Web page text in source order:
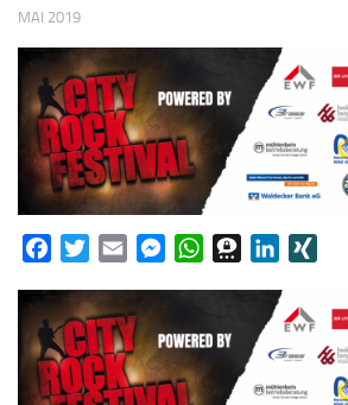
MAI 2019
FacebookTwitterEmail MessengerWhatsAppThreemaLinkedIn